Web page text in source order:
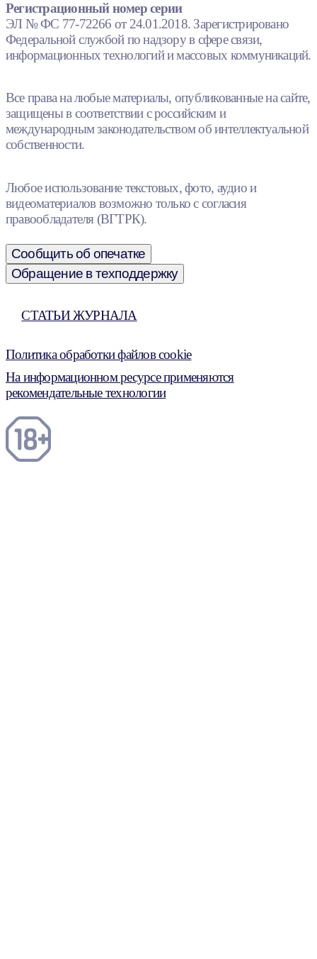
Регистрационный номер серии
ЭЛ № ФС 77-72266 от 24.01.2018. Зарегистрировано
Федеральной службой по надзору в сфере связи,
информационных технологий и массовых коммуникаций.
Все права на любые материалы, опубликованные на сайте,
защищены в соответствии с российским и
международным законодательством об интеллектуальной
собственности.
Любое использование текстовых, фото, аудио и
видеоматериалов возможно только с согласия
правообладателя (ВГТРК).
Сообщить об опечатке
Обращение в техподдержку
СТАТЬИ ЖУРНАЛА
Политика обработки файлов cookie
На информационном ресурсе применяются
рекомендательные технологии